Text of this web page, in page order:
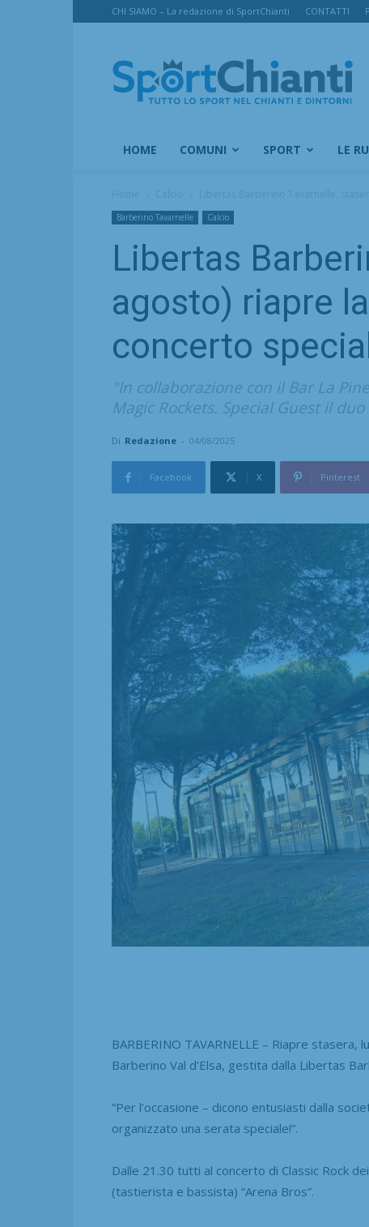
CHI SIAMO – La redazione di SportChianti CONTATTI
SportChianti
HOME COMUNI SPORT LE
Barberino Tavarnelle Calcio
Libertas
agosto) riapre
concerto
"In collaborazione con il Bar La
Magic Rockets. Special Guest il
Di Redazione - 04/08/2025
Facebook X Pinterest
BARBERINO TAVARNELLE – Riapre
Barberino Val d’Elsa, gestita dalla Libertas
“Per l’occasione – dicono entusiasti dalla
organizzato una serata speciale!”.
Dalle 21.30 tutti al concerto di Classic Rock
(tastierista e bassista) “Arena Bros”.